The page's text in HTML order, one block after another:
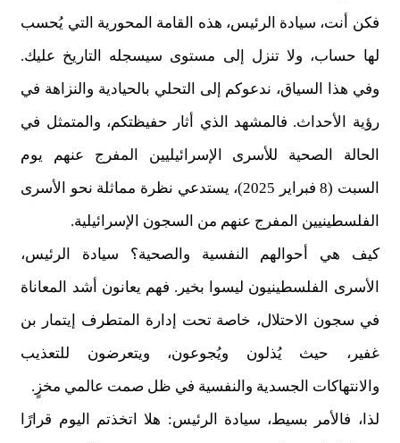
فكن أنت، سيادة الرئيس، هذه القامة المحورية التي يُحسب
لها حساب، ولا تنزل إلى مستوى سيسجله التاريخ عليك.
وفي هذا السياق، ندعوكم إلى التحلي بالحيادية والنزاهة في
رؤية الأحداث. فالمشهد الذي أثار حفيظتكم، والمتمثل في
الحالة الصحية للأسرى الإسرائيليين المفرج عنهم يوم
السبت (8 فبراير 2025)، يستدعي نظرة مماثلة نحو الأسرى
الفلسطينيين المفرج عنهم من السجون الإسرائيلية.
كيف هي أحوالهم النفسية والصحية؟ سيادة الرئيس،
الأسرى الفلسطينيون ليسوا بخير. فهم يعانون أشد المعاناة
في سجون الاحتلال، خاصة تحت إدارة المتطرف إيتمار بن
غفير، حيث يُذلون ويُجوعون، ويتعرضون للتعذيب
والانتهاكات الجسدية والنفسية في ظل صمت عالمي مخزٍ.
لذا، فالأمر بسيط، سيادة الرئيس: هلا اتخذتم اليوم قرارًا